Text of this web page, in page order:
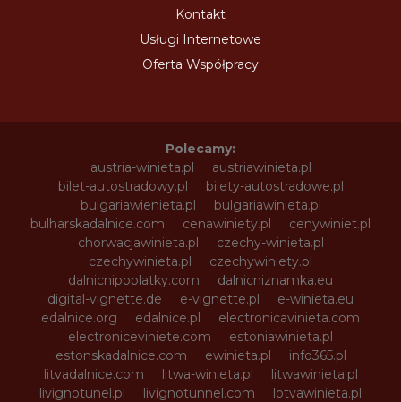
Kontakt
Usługi Internetowe
Oferta Współpracy
Polecamy:
austria-winieta.pl
austriawinieta.pl
bilet-autostradowy.pl
bilety-autostradowe.pl
bulgariawienieta.pl
bulgariawinieta.pl
bulharskadalnice.com
cenawiniety.pl
cenywiniet.pl
chorwacjawinieta.pl
czechy-winieta.pl
czechywinieta.pl
czechywiniety.pl
dalnicnipoplatky.com
dalnicniznamka.eu
digital-vignette.de
e-vignette.pl
e-winieta.eu
edalnice.org
edalnice.pl
electronicavinieta.com
electroniceviniete.com
estoniawinieta.pl
estonskadalnice.com
ewinieta.pl
info365.pl
litvadalnice.com
litwa-winieta.pl
litwawinieta.pl
livignotunel.pl
livignotunnel.com
lotvawinieta.pl